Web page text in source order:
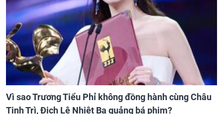
Vì sao Trương Tiểu Phỉ không đồng hành cùng Châu
Tinh Trì, Địch Lệ Nhiệt Ba quảng bá phim?